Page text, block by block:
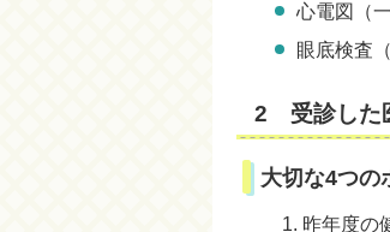
心電図（
眼底検査
2 受診した
大切な4つの
昨年度の